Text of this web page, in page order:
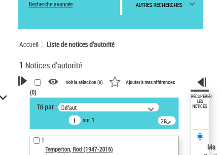
Recherche avancée AUTRES RECHERCHES
Accueil Liste de notices d’autorité
1 Notices d'autorité
VOTRE RECHERCHE
Recherche avancée dans les
notices d’autorité
Œuvres liées à l'auteur :
Temperton, Rod (1947-2016)
Voir la sélection (0) Ajouter à mes références
(0)
Tri par : Défaut
sur 1
20
résultats/page
1
Temperton, Rod (1947-2016)
RÉCUPÉRER
LES
NOTICES
Ma